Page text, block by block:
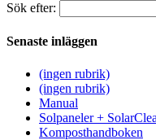
Sök efter:
Senaste inläggen
(ingen rubrik)
(ingen rubrik)
Manual
Solpaneler +
Komposthandboken